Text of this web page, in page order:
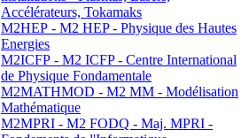
Accélérateurs, Tokamaks
M2HEP - M2 HEP - Physique des Hautes
Energies
M2ICFP - M2 ICFP - Centre International
de Physique Fondamentale
M2MATHMOD - M2 MM - Modélisation
Mathématique
M2MPRI - M2 FODQ - Maj. MPRI -